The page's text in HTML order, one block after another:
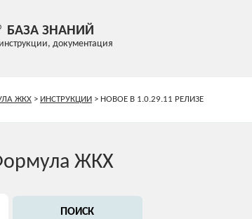
БАЗА ЗНАНИЙ
документация
ЖКХ > ИНСТРУКЦИИ > НОВОЕ В 1.0.29.11 РЕЛИЗЕ
ЖКХ
ПОИСК